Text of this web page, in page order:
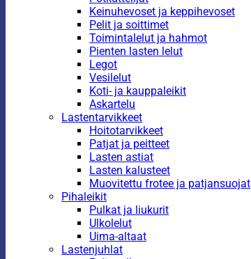
Keinuhevoset ja keppihevoset
Pelit ja soittimet
Toimintalelut ja hahmot
Pienten lasten lelut
Legot
Vesilelut
Koti- ja kauppaleikit
Askartelu
Lastentarvikkeet
Hoitotarvikkeet
Patjat ja peitteet
Lasten astiat
Lasten kalusteet
Muovitettu frotee ja patjansuojat
Pihaleikit
Pulkat ja liukurit
Ulkolelut
Uima-altaat
Lastenjuhlat